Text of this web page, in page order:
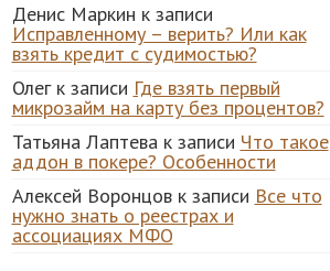
Денис Маркин к записи
Исправленному – верить? Или как
взять кредит с судимостью?
Олегк записи Где взять первый
микрозайм на карту без процентов?
Татьяна Лаптевак записи Что такое
аддон в покере? Особенности
Алексей Воронцовк записи Все что
нужно знать о реестрах и
ассоциациях МФО